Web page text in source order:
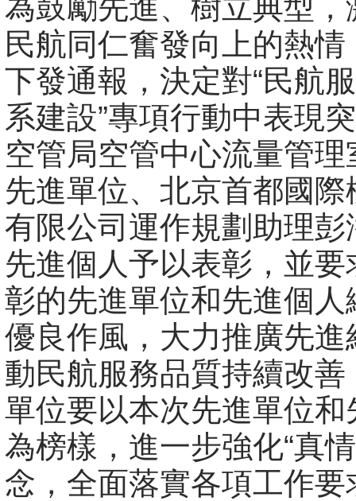
為鼓勵先進、樹立典型，
民航同仁奮發向上的熱
下發通報，決定對“民航
系建設”專項行動中表現
空管局空管中心流量管
先進單位、北京首都國際
有限公司運作規劃助理彭
先進個人予以表彰，並要
彰的先進單位和先進個人
優良作風，大力推廣先進
動民航服務品質持續改善
單位要以本次先進單位和
為榜樣，進一步強化“真
念，全面落實各項工作要